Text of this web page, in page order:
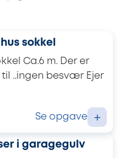
sokkel
Ca.6 m. Der er
..ingen besvær Ejer
Se opgave +
i garagegulv